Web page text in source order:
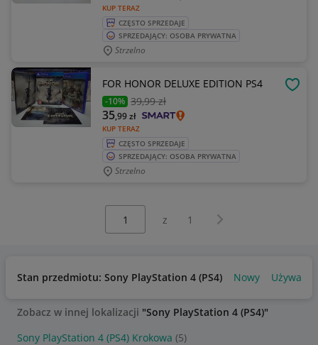
KUP TERAZ
CZĘSTO SPRZEDAJE
SPRZEDAJĄCY: OSOBA PRYWATNA
Strzelno
FOR HONOR DELUXE EDITION PS4
-10% 39,99 zł
KUP TERAZ
35,99zł
CZĘSTO SPRZEDAJE
SPRZEDAJĄCY: OSOBA PRYWATNA
Strzelno
z 1 Następna strona
Stan przedmiotu: Sony PlayStation 4 (PS4) Nowy Używany
Zobacz w innej lokalizacji "Sony PlayStation 4 (PS4)"
Sony PlayStation 4 (PS4) Krokowa (5)